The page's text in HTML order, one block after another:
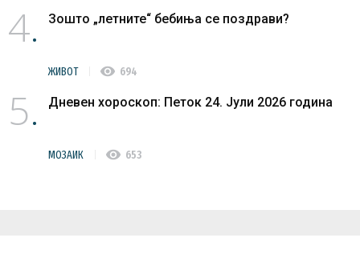
4 Зошто „летните“ бебиња се поздрави?
ЖИВОТ visibility 694
5 Дневен хороскоп: Петок 24. Јули 2026 година
МОЗАИК visibility 653